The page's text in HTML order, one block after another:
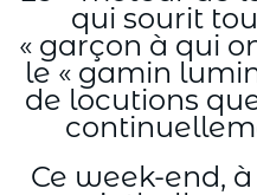
qui sourit
« garçon à qui
le « gamin
de locutions
Ce week-end,